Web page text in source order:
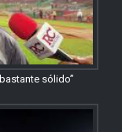
sólido”